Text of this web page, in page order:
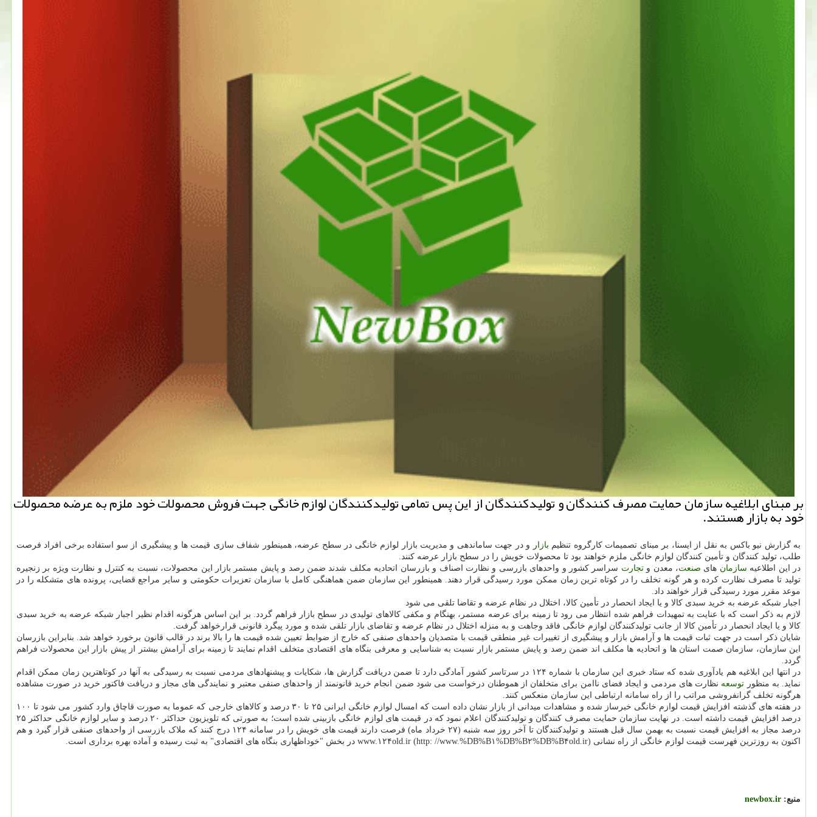
بر مبنای ابلاغیه سازمان حمایت مصرف كنندگان و تولیدكنندگان از این پس تمامی تولیدكنندگان لوازم خانگی جهت فروش محصولات خود ملزم به عرضه محصولات
خود به بازار هستند.
به گزارش نیو باکس به نقل از ایسنا، بر مبنای تصمیمات کارگروه تنظیم بازار
و در جهت ساماندهی و مدیریت بازار لوازم خانگی در سطح عرضه، همینطور شفاف سازی قیمت ها و پیشگیری از سو استفاده برخی افراد فرصت
طلب، تولید کنندگان و تأمین کنندگان لوازم خانگی ملزم خواهند بود تا محصولات خویش را در سطح بازار عرضه کنند.
در این اطلاعیه سازمان های صنعت، معدن وتجارت سراسر کشور و واحدهای بازرسی و نظارت اصناف و بازرسان اتحادیه مکلف شدند ضمن رصد و پایش مستمر بازار این محصولات، نسبت به کنترل و نظارت ویژه بر زنجیره
تولید تا مصرف نظارت کرده و هر گونه تخلف را در کوتاه ترین زمان ممکن مورد رسیدگی قرار دهند. همینطور این سازمان ضمن هماهنگی کامل با سازمان تعزیرات حکومتی و سایر مراجع قضایی، پرونده های متشکله را در
موعد مقرر مورد رسیدگی قرار خواهند داد.
اجبار شبکه عرضه به خرید سبدی کالا و یا ایجاد انحصار در تأمین کالا، اختلال در نظام عرضه و تقاضا تلقی می شود
لازم به ذکر است که با عنایت به تمهیدات فراهم شده انتظار می رود تا زمینه برای عرضه مستمر، بهنگام و مکفی کالاهای تولیدی در سطح بازار فراهم گردد. بر این اساس هرگونه اقدام نظیر اجبار شبکه عرضه به خرید سبدی
کالا و یا ایجاد انحصار در تأمین کالا از جانب تولیدکنندگان لوازم خانگی فاقد وجاهت و به منزله اختلال در نظام عرضه و تقاضای بازار تلقی شده و مورد پیگرد قانونی قرارخواهد گرفت.
شایان ذکر است در جهت ثبات قیمت ها و آرامش بازار و پیشگیری از تغییرات غیر منطقی قیمت با متصدیان واحدهای صنفی که خارج از ضوابط تعیین شده قیمت ها را بالا برند در قالب قانون برخورد خواهد شد. بنابراین بازرسان
این سازمان، سازمان صمت استان ها و اتحادیه ها مکلف اند ضمن رصد و پایش مستمر بازار نسبت به شناسایی و معرفی بنگاه های اقتصادی متخلف اقدام نمایند تا زمینه برای آرامش بیشتر از پیش بازار این محصولات فراهم
گردد.
در انتها این ابلاغیه هم یادآوری شده که ستاد خبری این سازمان با شماره ۱۲۴ در سرتاسر کشور آمادگی دارد تا ضمن دریافت گزارش ها، شکایات و پیشنهادهای مردمی نسبت به رسیدگی به آنها در کوتاهترین زمان ممکن اقدام
نماید. به منظور توسعه نظارت های مردمی و ایجاد فضای ناامن برای متخلفان از هموطنان درخواست می شود ضمن انجام خرید قانونمند از واحدهای صنفی معتبر و نمایندگی های مجاز و دریافت فاکتور خرید در صورت مشاهده
هرگونه تخلف گرانفروشی مراتب را از راه سامانه ارتباطی این سازمان منعکس کنند.
در هفته های گذشته افزایش قیمت لوازم خانگی خبرساز شده و مشاهدات میدانی از بازار نشان داده است که امسال لوازم خانگی ایرانی ۲۵ تا ۳۰ درصد و کالاهای خارجی که عموما به صورت قاچاق وارد کشور می شود تا ۱۰۰
درصد افزایش قیمت داشته است. در نهایت سازمان حمایت مصرف کنندگان و تولیدکنندگان اعلام نمود که در قیمت های لوازم خانگی بازبینی شده است؛ به صورتی که تلویزیون حداکثر ۲۰ درصد و سایر لوازم خانگی حداکثر ۲۵
درصد مجاز به افزایش قیمت نسبت به بهمن سال قبل هستند و تولیدکنندگان تا آخر روز سه شنبه (۲۷ خرداد ماه) فرصت دارند قیمت های خویش را در سامانه ۱۲۴ درج کنند که ملاک بازرسی از واحدهای صنفی قرار گیرد و هم
اکنون به روزترین فهرست قیمت لوازم خانگی از راه نشانی www.۱۲۴old.ir (http: //www.%DB%B۱%DB%B۲%DB%B۴old.ir) در بخش "خوداظهاری بنگاه های اقتصادی" به ثبت رسیده و آماده بهره برداری است.
منبع: newbox.ir